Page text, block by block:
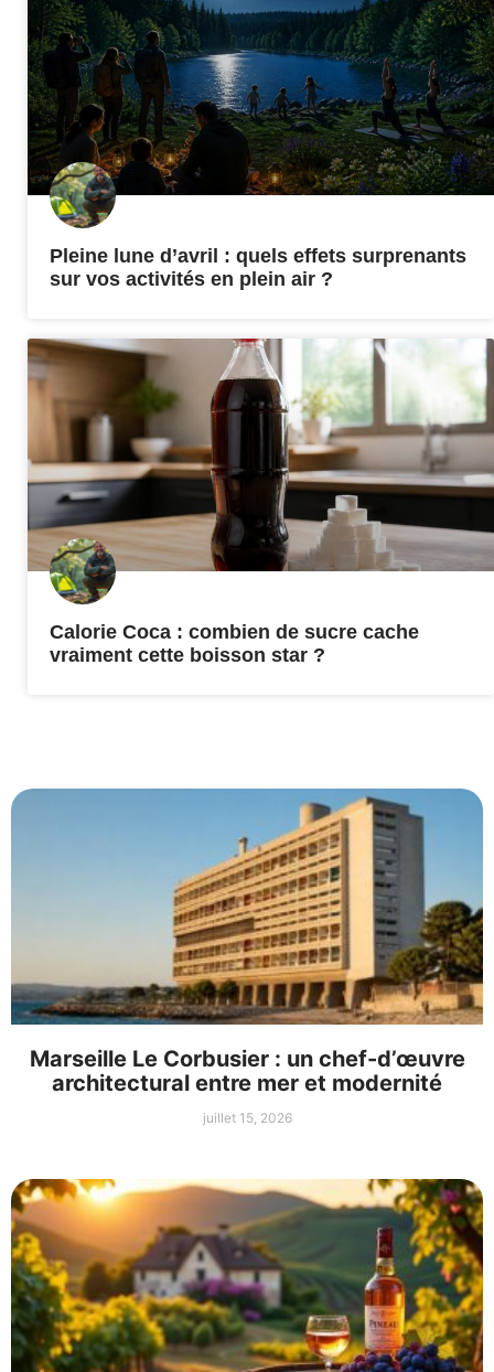
Pleine lune d’avril : quels effets surprenants
sur vos activités en plein air ?
Calorie Coca : combien de sucre cache
vraiment cette boisson star ?
Marseille Le Corbusier : un chef-d’œuvre
architectural entre mer et modernité
juillet 15, 2026